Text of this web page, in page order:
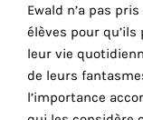
Ewald n’a pas
élèves pour
leur vie
de leurs
l’importance
sont
nécessaires
pour